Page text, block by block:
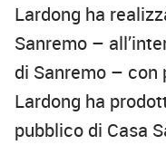
Lardong ha
Sanremo –
di Sanremo –
Lardong ha
pubblico di Casa